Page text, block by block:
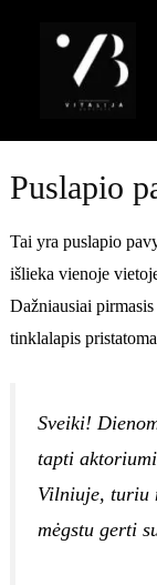
Puslapio
Tai yra puslapio
išlieka vienoje
Dažniausiai
tinklalapis
Sveiki!
tapti
Vilniuje, turiu
mėgstu gerti